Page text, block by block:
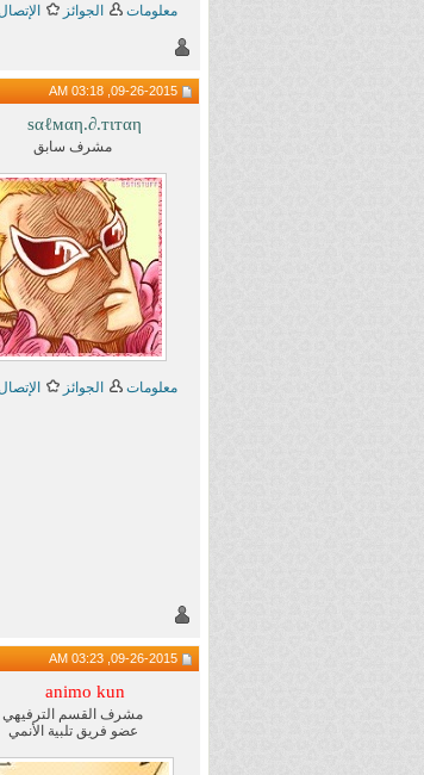
معلومات الجوائز الإتصال
ѕαℓмαη.∂.тιтαη
مشرف سابق
معلومات الجوائز الإتصال
animo kun
مشرف القسم الترفيهي
عضو فريق تلبية الأنمي